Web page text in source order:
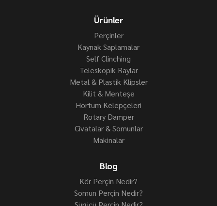
Ürünler
Perçinler
Kaynak Saplamalar
Self Clinching
Teleskopik Raylar
Metal & Plastik Klipsler
Kilit & Menteşe
Hortum Kelepçeleri
Rotary Damper
Civatalar & Somunlar
Makinalar
Blog
Kör Perçin Nedir?
Somun Perçin Nedir?